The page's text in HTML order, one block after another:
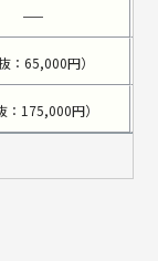
─
抜：65,000円）
：175,000円）